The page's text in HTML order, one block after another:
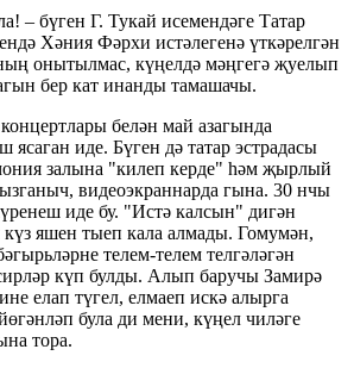
– бүген Г. Тукай исемендәге Татар
Хәния Фәрхи истәлегенә үткәрелгән
онытылмас, күңелдә мәңгегә җуелып
бер кат инанды тамашачы.
белән май азагында
иде. Бүген дә татар эстрадасы
залына "килеп керде" һәм җырлый
видеоэкраннарда гына. 30 нчы
иде бу. "Истә калсын" дигән
яшен тыеп кала алмады. Гомумән,
телем-телем телгәләгән
күп булды. Алып баручы Замирә
елап түгел, елмаеп искә алырга
була ди мени, күңел чиләге
тора.